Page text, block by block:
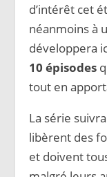
d’intérêt cet
néanmoins à
développera
10 épisodes
tout en
La série
libèrent des
et doivent